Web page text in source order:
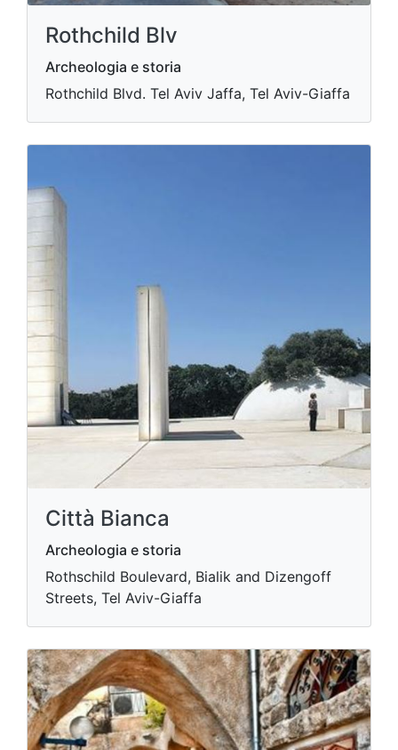
Rothchild Blv
Archeologia e storia
Rothchild Blvd. Tel Aviv Jaffa, Tel Aviv-Giaffa
Città Bianca
Archeologia e storia
Rothschild Boulevard, Bialik and Dizengoff
Streets, Tel Aviv-Giaffa